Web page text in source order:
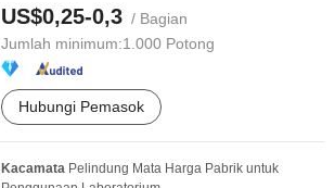
US$0,25-0,3 / Bagian
Jumlah minimum:1.000 Potong
Hubungi Pemasok
Kacamata Pelindung Mata Harga Pabrik untuk